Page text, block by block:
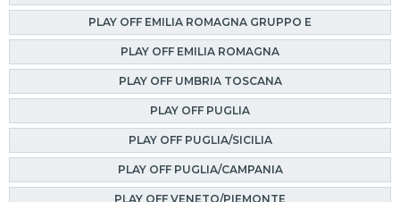
PLAY OFF EMILIA ROMAGNA GRUPPO E
PLAY OFF EMILIA ROMAGNA
PLAY OFF UMBRIA TOSCANA
PLAY OFF PUGLIA
PLAY OFF PUGLIA/SICILIA
PLAY OFF PUGLIA/CAMPANIA
PLAY OFF VENETO/PIEMONTE